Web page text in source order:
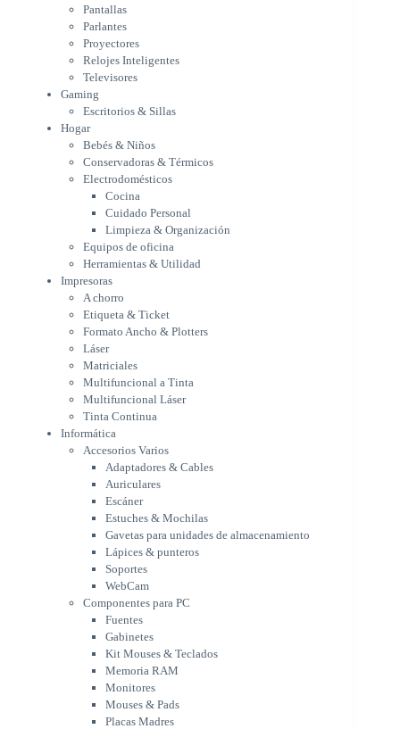
Bebés & Niños
Conservadoras & Térmicos
Electrodomésticos
Cocina
Cuidado Personal
Limpieza & Organización
Equipos de oficina
Herramientas & Utilidad
Impresoras
A chorro
Etiqueta & Ticket
Formato Ancho & Plotters
Láser
Matriciales
Multifuncional a Tinta
Multifuncional Láser
Tinta Continua
Informática
Accesorios Varios
Adaptadores & Cables
Auriculares
Escáner
Estuches & Mochilas
Gavetas para unidades de
almacenamiento
Lápices & punteros
Soportes
WebCam
Componentes para PC
Fuentes
Gabinetes
Kit Mouses & Teclados
Memoria RAM
Monitores
Mouses & Pads
Placas Madres
Procesadores
Refrigeración & Enfriamiento
Tarjetas Gráficas
Teclados
Equipos NUC
Pantallas
Parlantes
Proyectores
Relojes Inteligentes
Televisores
Gaming
Escritorios & Sillas
Hogar
Bebés & Niños
Conservadoras & Térmicos
Electrodomésticos
Cocina
Cuidado Personal
Limpieza & Organización
Equipos de oficina
Herramientas & Utilidad
Impresoras
A chorro
Etiqueta & Ticket
Formato Ancho & Plotters
Láser
Matriciales
Multifuncional a Tinta
Multifuncional Láser
Tinta Continua
Informática
Accesorios Varios
Adaptadores & Cables
Auriculares
Escáner
Estuches & Mochilas
Gavetas para unidades de almacenamiento
Lápices & punteros
Soportes
WebCam
Componentes para PC
Fuentes
Gabinetes
Kit Mouses & Teclados
Memoria RAM
Monitores
Mouses & Pads
Placas Madres